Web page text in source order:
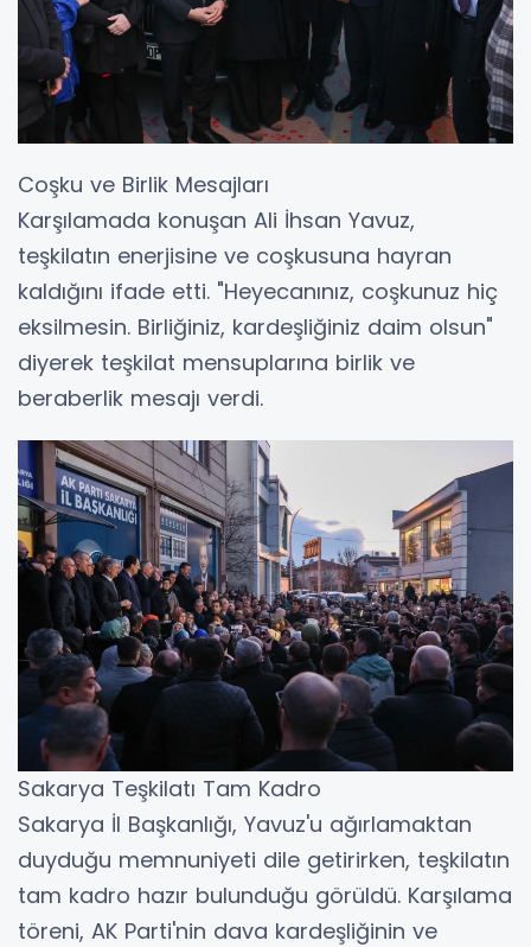
Coşku ve Birlik Mesajları
Karşılamada konuşan Ali İhsan Yavuz,
teşkilatın enerjisine ve coşkusuna hayran
kaldığını ifade etti. "Heyecanınız, coşkunuz hiç
eksilmesin. Birliğiniz, kardeşliğiniz daim olsun"
diyerek teşkilat mensuplarına birlik ve
beraberlik mesajı verdi.
Sakarya Teşkilatı Tam Kadro
Sakarya İl Başkanlığı, Yavuz'u ağırlamaktan
duyduğu memnuniyeti dile getirirken, teşkilatın
tam kadro hazır bulunduğu görüldü. Karşılama
töreni, AK Parti'nin dava kardeşliğinin ve